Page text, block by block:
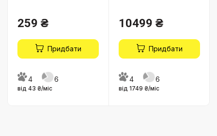
259 ₴
Придбати
4 6
від 43 ₴/міс
10499 ₴
Придбати
4 6
від 1749 ₴/міс